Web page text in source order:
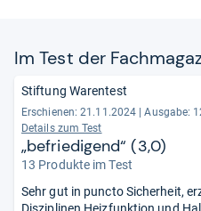
Im Test der
Stiftung Warentest
Erschienen: 21.11.2024 | Ausgabe:
Details zum Test
„befriedigend“ (3,0)
13 Produkte im Test
Sehr gut in puncto Sicherheit,
Disziplinen Heizfunktion und